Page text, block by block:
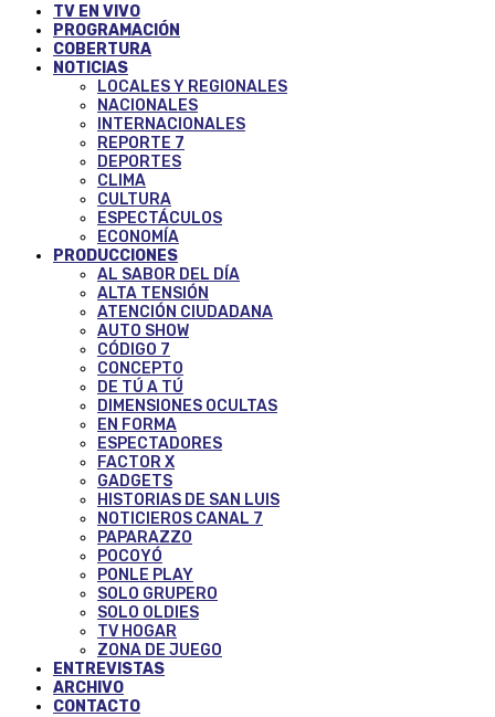
TV EN VIVO
PROGRAMACIÓN
COBERTURA
NOTICIAS
LOCALES Y REGIONALES
NACIONALES
INTERNACIONALES
REPORTE 7
DEPORTES
CLIMA
CULTURA
ESPECTÁCULOS
ECONOMÍA
PRODUCCIONES
AL SABOR DEL DÍA
ALTA TENSIÓN
ATENCIÓN CIUDADANA
AUTO SHOW
CÓDIGO 7
CONCEPTO
DE TÚ A TÚ
DIMENSIONES OCULTAS
EN FORMA
ESPECTADORES
FACTOR X
GADGETS
HISTORIAS DE SAN LUIS
NOTICIEROS CANAL 7
PAPARAZZO
POCOYÓ
PONLE PLAY
SOLO GRUPERO
SOLO OLDIES
TV HOGAR
ZONA DE JUEGO
ENTREVISTAS
ARCHIVO
CONTACTO